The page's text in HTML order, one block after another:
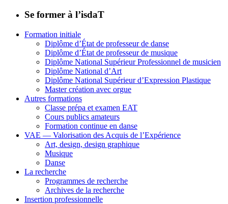
Se former à l’isdaT
Formation initiale
Diplôme d’État de professeur de danse
Diplôme d’État de professeur de musique
Diplôme National Supérieur Professionnel de musicien
Diplôme National d’Art
Diplôme National Supérieur d’Expression Plastique
Master création avec orgue
Autres formations
Classe prépa et examen EAT
Cours publics amateurs
Formation continue en danse
VAE — Valorisation des Acquis de l’Expérience
Art, design, design graphique
Musique
Danse
La recherche
Programmes de recherche
Archives de la recherche
Insertion professionnelle